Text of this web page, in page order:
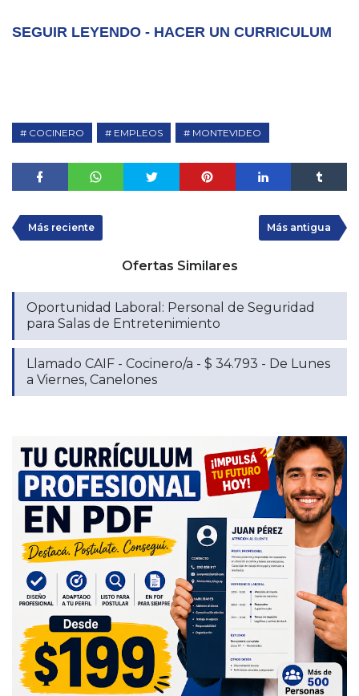
SEGUIR LEYENDO - HACER UN CURRICULUM
COCINERO EMPLEOS MONTEVIDEO
Más reciente Más antigua
Ofertas Similares
Oportunidad Laboral: Personal de Seguridad
para Salas de Entretenimiento
Llamado CAIF - Cocinero/a - $ 34.793 - De Lunes
a Viernes, Canelones